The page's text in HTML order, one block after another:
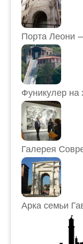
Порта Леони
Фуникулер
Галерея
Арка семьи